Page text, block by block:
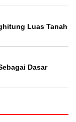
Luas Tanah
Dasar